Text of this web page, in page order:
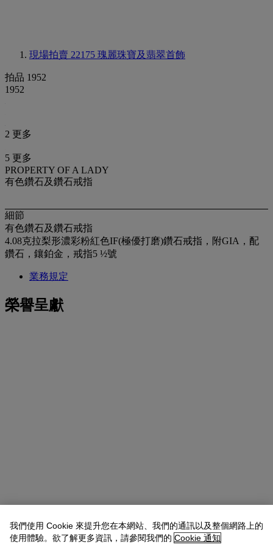
現場拍賣 22175 瑰麗珠寶及翡翠首飾
拍品 1952
1952
2 更多
5 更多
PROPERTY OF A LADY
有色鑽石及鑽石戒指
細節
有色鑽石及鑽石戒指
4.08克拉梨形濃彩粉紅色IF(極優打磨)鑽石戒指，附GIA，配
鑽石，鑲鉑金，戒指5 ½號
業務規定
榮譽呈獻
我們使用 Cookie 來提升您在本網站、我們的通訊以及整個網路上的
使用體驗。欲了解更多資訊，請參閱我們的 Cookie 通知